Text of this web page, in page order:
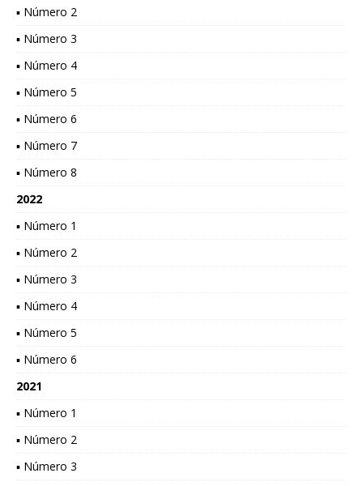
▪ Número 2
▪ Número 3
▪ Número 4
▪ Número 5
▪ Número 6
▪ Número 7
▪ Número 8
2022
▪ Número 1
▪ Número 2
▪ Número 3
▪ Número 4
▪ Número 5
▪ Número 6
2021
▪ Número 1
▪ Número 2
▪ Número 3